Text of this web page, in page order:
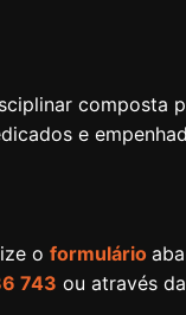
composta
e
o formulário
743 ou através